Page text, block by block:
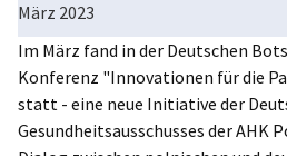
März 2023
Im März fand in der Deutschen
Konferenz "Innovationen für die
statt - eine neue Initiative der
Gesundheitsausschusses der AHK